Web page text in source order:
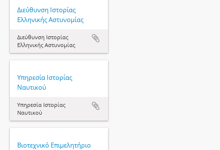
Διεύθυνση Ιστορίας
Ελληνικής Αστυνομίας
Διεύθυνση Ιστορίας
Ελληνικής Αστυνομίας
Υπηρεσία Ιστορίας
Ναυτικού
Υπηρεσία Ιστορίας
Ναυτικού
Βιοτεχνικό Επιμελητήριο